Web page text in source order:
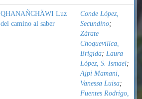
QHANAÑCHÄWI Luz
del camino al saber
Conde López,
Secundino;
Zárate
Choquevillca,
Brígida; Laura
López, S. Ismael;
Ajpi Mamani,
Vanessa Luisa;
Fuentes Rodrigo,